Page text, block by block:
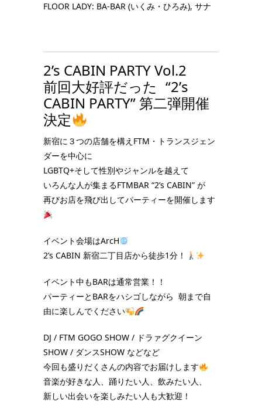
FLOOR LADY: BA-BAR (いくみ・ひろみ), サナ
2’s CABIN PARTY Vol.2
前回大好評だった “2’s
CABIN PARTY” 第二弾開催
決定
新宿に３つの店舗を構えFTM・トランスジェン
ダーを中心に
LGBTQ+そして性別やジャンルを越えて
いろんな人が集まるFTMBAR “2’s CABIN” が
再びお店を飛び出してパーティーを開催します
イベント会場はArcH
2’s CABIN 新宿二丁目店から徒歩1分！
イベント中もBARは通常営業！！
パーティーとBARをハシゴしながら 朝まで自
由に楽しんでください
DJ / FTM GOGO SHOW / ドラァグクイーン
SHOW / ダンスSHOW などなど
今回も盛りだくさんの内容でお届けします
音楽が好きな人、踊りたい人、飲みたい人、
新しい出会いを楽しみたい人も大歓迎！